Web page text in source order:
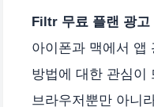
Filtr 무료 플랜 광고
아이폰과 맥에서 앱
방법에 대한 관심이
브라우저뿐만 아니